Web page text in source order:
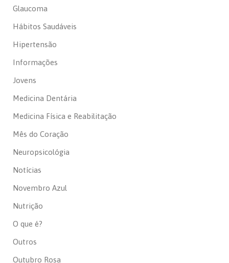
Glaucoma
Hábitos Saudáveis
Hipertensão
Informações
Jovens
Medicina Dentária
Medicina Física e Reabilitação
Mês do Coração
Neuropsicológia
Notícias
Novembro Azul
Nutrição
O que é?
Outros
Outubro Rosa